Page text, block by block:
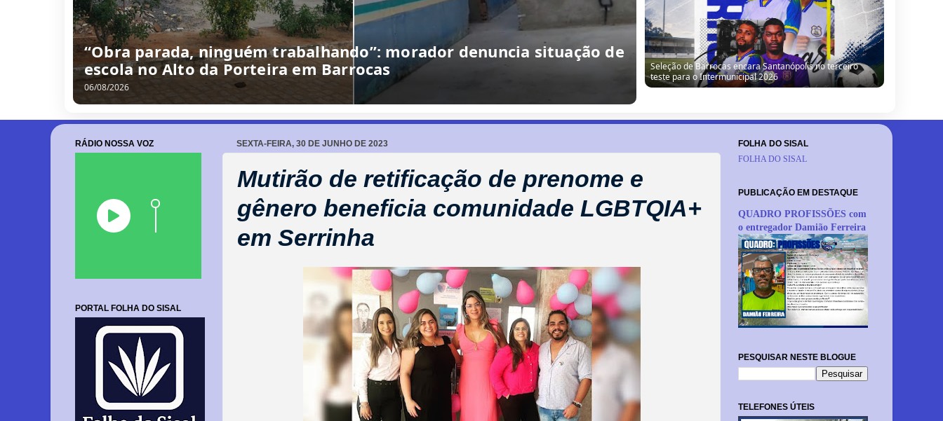
/
0
8
/
2
0
2
6
“Obra parada, ninguém trabalhando”: morador denuncia
situação de escola no Alto da Porteira em Barrocas
SEXTA-FEIRA, 30 DE JUNHO DE 2023
Mutirão de retificação de prenome e
gênero beneficia comunidade LGBTQIA+
em Serrinha
RÁDIO NOSSA VOZ
PORTAL FOLHA DO SISAL
FOLHA DO SISAL
FOLHA DO SISAL
PUBLICAÇÃO EM DESTAQUE
QUADRO PROFISSÕES com
o entregador Damião Ferreira
PESQUISAR NESTE BLOGUE
TELEFONES ÚTEIS